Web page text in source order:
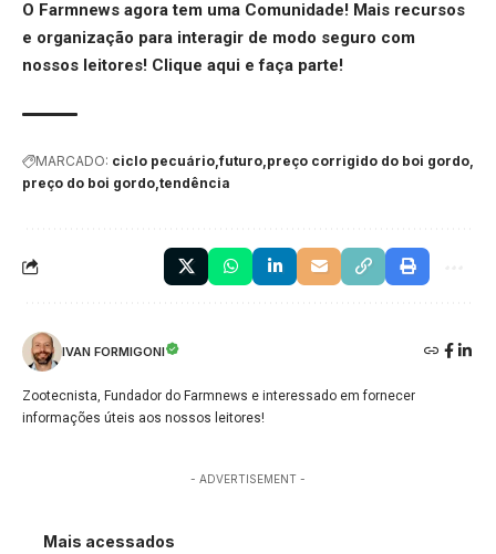
O Farmnews agora tem uma Comunidade! Mais recursos
e organização para interagir de modo seguro com
nossos leitores! Clique aqui e faça parte!
MARCADO: ciclo pecuário futuro preço corrigido do boi gordo
preço do boi gordo tendência
IVAN FORMIGONI
Zootecnista, Fundador do Farmnews e interessado em fornecer
informações úteis aos nossos leitores!
- ADVERTISEMENT -
Mais acessados